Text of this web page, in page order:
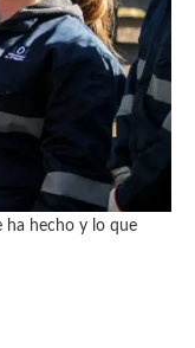
ha hecho y lo que